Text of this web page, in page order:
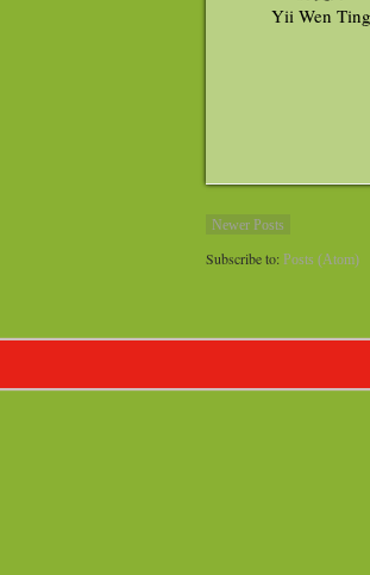
Yii Wen Ting
Newer Posts
Subscribe to: Posts (Atom)